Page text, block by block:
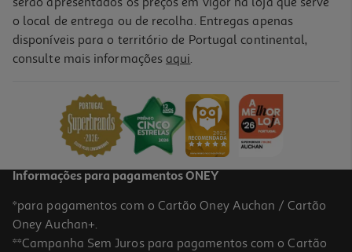
Jogo Mortal Kombat 1 Switch
39,99 €
o local de entrega ou de recolha. Entregas apenas
disponíveis para o território de Portugal continental,
consulte mais informações aqui.
Informações para pagamentos ONEY
*para pagamentos com o Cartão Oney Auchan / Cartão
Oney Auchan+.
**Campanha Sem Juros para pagamentos com o Cartão